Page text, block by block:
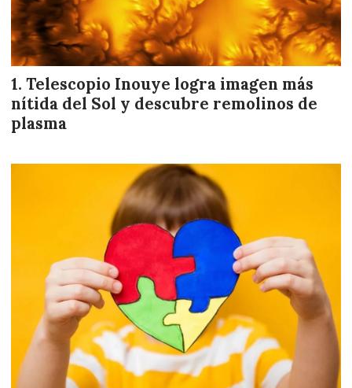
Telescopio Inouye logra imagen más
nítida del Sol y descubre remolinos de
plasma